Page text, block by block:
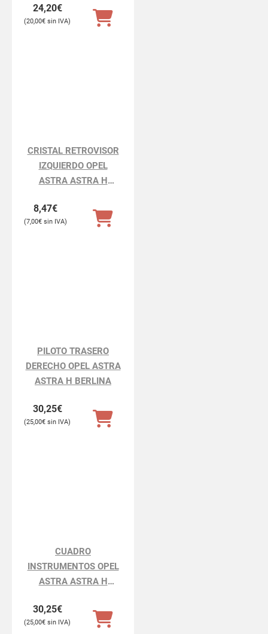
24,20€
20,00€
CRISTAL RETROVISOR
IZQUIERDO OPEL
ASTRA ASTRA H
8,47€
7,00€
PILOTO TRASERO
DERECHO OPEL ASTRA
ASTRA H BERLINA
30,25€
25,00€
CUADRO
INSTRUMENTOS OPEL
ASTRA ASTRA H
30,25€
25,00€